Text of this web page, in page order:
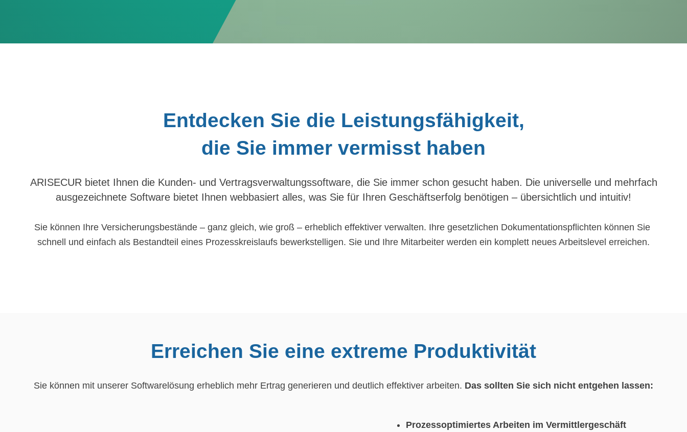
Entdecken Sie die Leistungsfähigkeit,
die Sie immer vermisst haben
ARISECUR bietet Ihnen die Kunden- und Vertragsverwaltungssoftware, die Sie immer schon gesucht haben. Die universelle und mehrfach
ausgezeichnete Software bietet Ihnen webbasiert alles, was Sie für Ihren Geschäftserfolg benötigen – übersichtlich und intuitiv!
Sie können Ihre Versicherungsbestände – ganz gleich, wie groß – erheblich effektiver verwalten. Ihre gesetzlichen Dokumentationspflichten können Sie
schnell und einfach als Bestandteil eines Prozesskreislaufs bewerkstelligen. Sie und Ihre Mitarbeiter werden ein komplett neues Arbeitslevel erreichen.
Erreichen Sie eine extreme Produktivität
Sie können mit unserer Softwarelösung erheblich mehr Ertrag generieren und deutlich effektiver arbeiten. Das sollten Sie sich nicht entgehen lassen:
Prozessoptimiertes Arbeiten im Vermittlergeschäft